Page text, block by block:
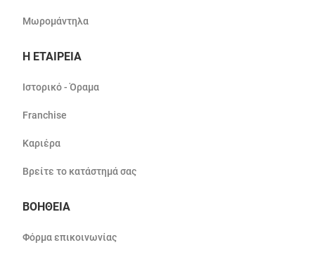
Μωρομάντηλα
Η ΕΤΑΙΡΕΙΑ
Ιστορικό - Όραμα
Franchise
Καριέρα
Βρείτε το κατάστημά σας
ΒΟΗΘΕΙΑ
Φόρμα επικοινωνίας